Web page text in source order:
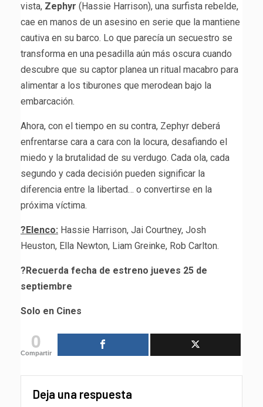
vista, Zephyr (Hassie Harrison), una surfista rebelde,
cae en manos de un asesino en serie que la mantiene
cautiva en su barco. Lo que parecía un secuestro se
transforma en una pesadilla aún más oscura cuando
descubre que su captor planea un ritual macabro para
alimentar a los tiburones que merodean bajo la
embarcación.
Ahora, con el tiempo en su contra, Zephyr deberá
enfrentarse cara a cara con la locura, desafiando el
miedo y la brutalidad de su verdugo. Cada ola, cada
segundo y cada decisión pueden significar la
diferencia entre la libertad… o convertirse en la
próxima víctima.
? Elenco: Hassie Harrison, Jai Courtney, Josh
Heuston, Ella Newton, Liam Greinke, Rob Carlton.
? Recuerda fecha de estreno jueves 25 de
septiembre
Solo en Cines
0
Compartir
Deja una respuesta